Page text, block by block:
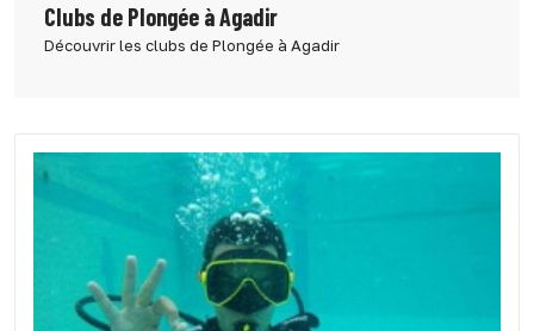
Clubs de Plongée à Agadir
Découvrir les clubs de Plongée à Agadir